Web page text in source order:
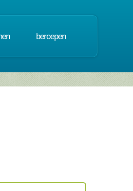
beroepen